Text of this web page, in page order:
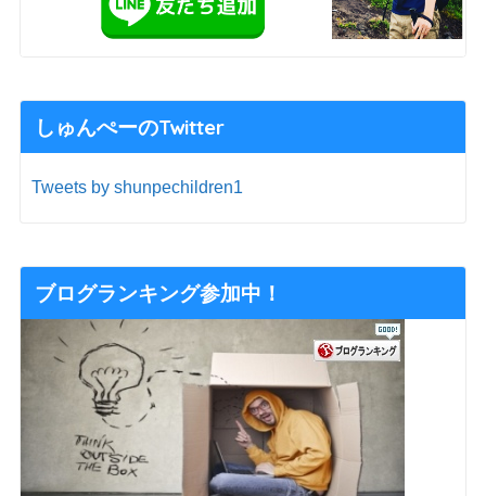
しゅんぺーのTwitter
Tweets by shunpechildren1
ブログランキング参加中！